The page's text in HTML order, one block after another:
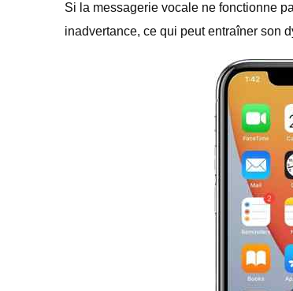
Si la messagerie vocale ne fonctionne
inadvertance, ce qui peut entraîner son